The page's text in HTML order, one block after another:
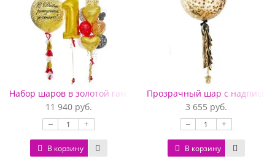
Набор шаров в золотой гамме на 1 годик с золотыми
11 940 руб.
– +
В корзину
Прозрачный шар с надписью
3 655 руб.
– +
В корзину